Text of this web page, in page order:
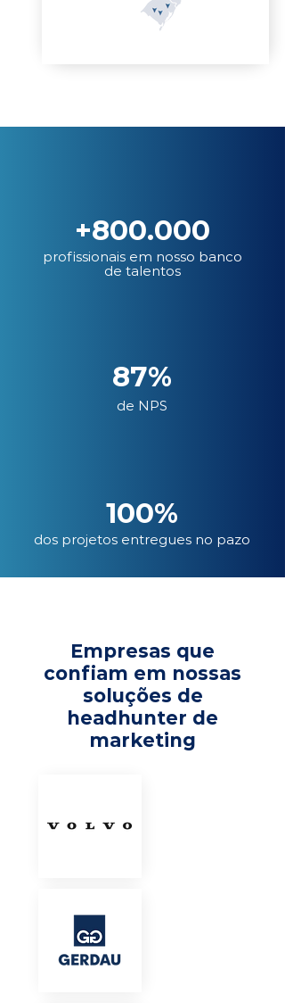
+800.000
profissionais em nosso banco
de talentos
87%
de NPS
100%
dos projetos entregues no pazo
Empresas que
confiam em nossas
soluções de
headhunter de
marketing